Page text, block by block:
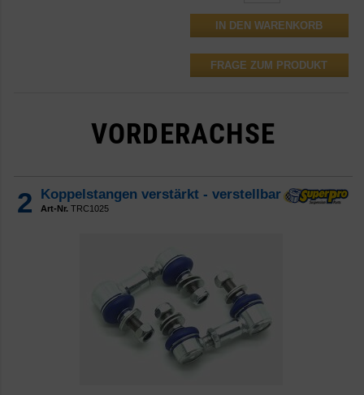
FRAGE ZUM PRODUKT
VORDERACHSE
2 Koppelstangen verstärkt - verstellbar
Art-Nr. TRC1025